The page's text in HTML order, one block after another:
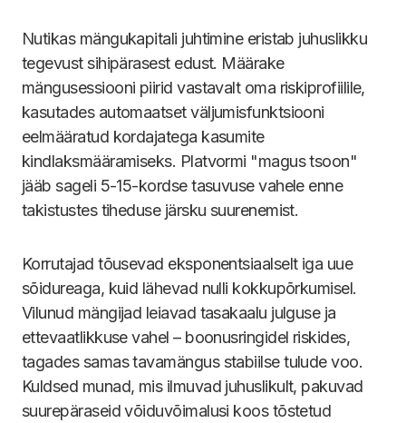
Nutikas mängukapitali juhtimine eristab juhuslikku
tegevust sihipärasest edust. Määrake
mängusessiooni piirid vastavalt oma riskiprofiilile,
kasutades automaatset väljumisfunktsiooni
eelmääratud kordajatega kasumite
kindlaksmääramiseks. Platvormi "magus tsoon"
jääb sageli 5-15-kordse tasuvuse vahele enne
takistustes tiheduse järsku suurenemist.
Korrutajad tõusevad eksponentsiaalselt iga uue
sõidureaga, kuid lähevad nulli kokkupõrkumisel.
Vilunud mängijad leiavad tasakaalu julguse ja
ettevaatlikkuse vahel – boonusringidel riskides,
tagades samas tavamängus stabiilse tulude voo.
Kuldsed munad, mis ilmuvad juhuslikult, pakuvad
suurepäraseid võiduvõimalusi koos tõstetud